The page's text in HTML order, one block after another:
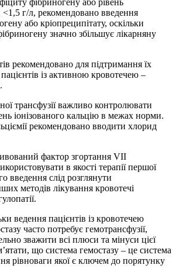
фібриногену або рівень
г/л, рекомендовано введення
або кріопреципітату, оскільки
значно збільшує лікарняну
рекомендовано для підтримання їх
із активною кровотечею –
трансфузії важливо конт­ролювати
іонізованого кальцію в межах норми.
рекомендовано вводити хлорид
фактор згортання VII
в якості терапії першої
введення слід розглянути
методів лікування кровотечі
ведення пацієнтів із кровотечею
часто потребує гемотрансфузії,
зважити всі плюси та мінуси цієї
що система гемостазу – це система
рівноваги якої є ключем до порятунку